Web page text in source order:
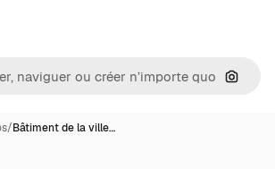
/Bâtiment de la ville…